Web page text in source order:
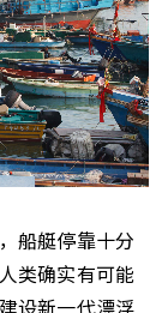
船艇停靠十分
类确实有可能